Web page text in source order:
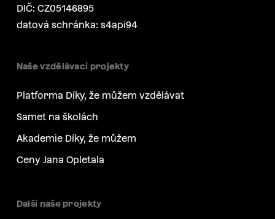
DIČ: CZ05146895
datová schránka: s4api94
Naše vzdělávací projekty
Platforma Díky, že můžem vzdělávat
Samet na školách
Akademie Díky, že můžem
Ceny Jana Opletala
Další naše projekty